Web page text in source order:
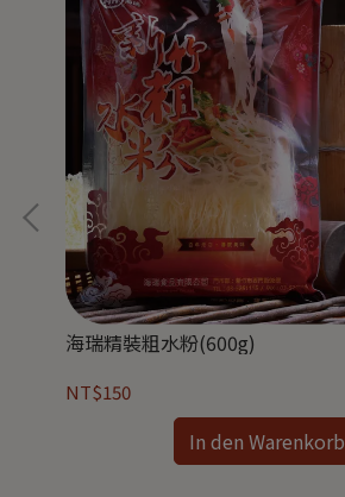
海瑞精裝粗水粉(600g)
NT$150
In den Warenkorb